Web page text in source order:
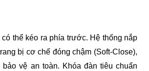
thể kéo ra phía trước. Hệ thống nắp
bị cơ chế đóng chậm (Soft-Close),
vệ an toàn. Khóa đàn tiêu chuẩn